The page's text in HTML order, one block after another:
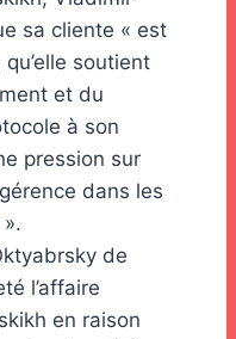
sa cliente « est
soutient
et du
à son
pression sur
dans les
de
l’affaire
en raison